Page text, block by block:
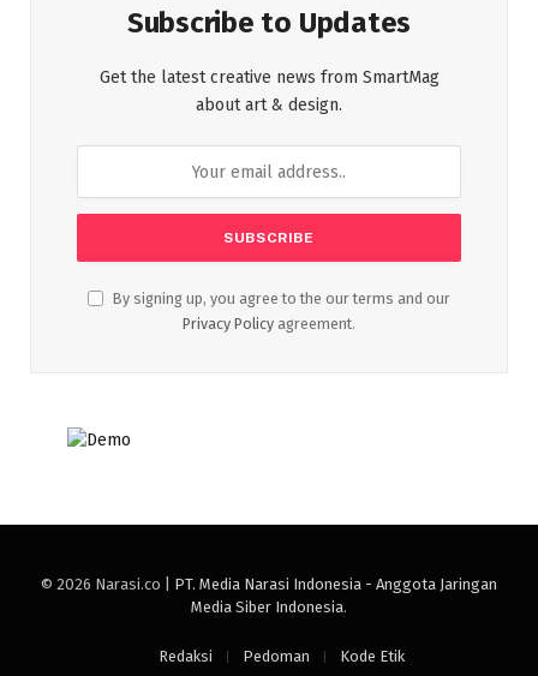
Subscribe to Updates
Get the latest creative news from SmartMag
about art & design.
By signing up, you agree to the our terms and our
Privacy Policy agreement.
© 2026 Narasi.co | PT. Media Narasi Indonesia - Anggota Jaringan
Media Siber Indonesia.
Redaksi Pedoman Kode Etik